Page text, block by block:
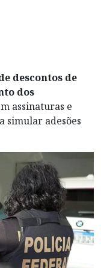
descontos de
dos
assinaturas e
simular adesões